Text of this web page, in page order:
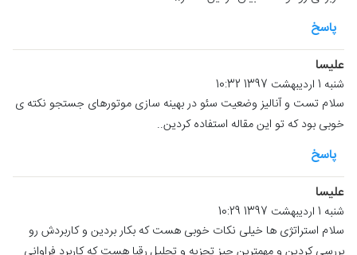
پاسخ
علیسا
شنبه 1 اردیبهشت 1397 10:32
سلام تست و آنالیز وضعیت سئو در بهینه سازی موتورهای جستجو نکته ی
خوبی بود که تو این مقاله استفاده کردین..
پاسخ
علیسا
شنبه 1 اردیبهشت 1397 10:29
سلام استراتژی ها خیلی نکات خوبی هست که بکار بردین و کاربردش رو